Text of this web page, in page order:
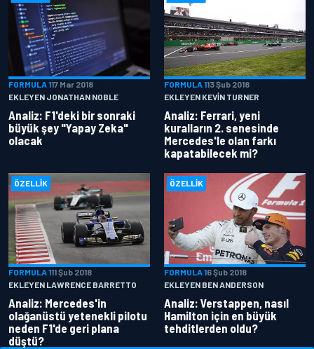
FORMULA 117 Mar 2018
EKLEYEN JONATHAN NOBLE
Analiz: F1'deki bir sonraki
büyük şey "Yapay Zeka"
olacak
FORMULA 113 Şub 2018
EKLEYEN KEVIN TURNER
Analiz: Ferrari, yeni
kuralların 2. senesinde
Mercedes'le olan farkı
kapatabilecek mi?
ÖZELLIK
FORMULA 111 Şub 2018
EKLEYEN LAWRENCE BARRETTO
Analiz: Mercedes'in
olağanüstü yetenekli pilotu
neden F1'de geri plana
düştü?
ÖZELLIK
FORMULA 16 Şub 2018
EKLEYEN BEN ANDERSON
Analiz: Verstappen, nasıl
Hamilton için en büyük
tehditlerden oldu?